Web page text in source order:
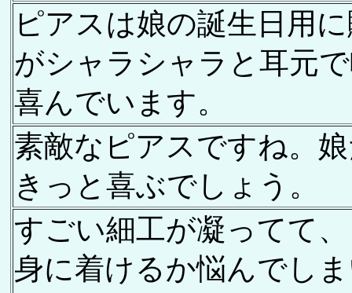
ピアスは娘の誕生日用
がシャラシャラと耳元
喜んでいます。
素敵なピアスですね
きっと喜ぶでしょう。
すごい細工が凝ってて
身に着けるか悩んでし